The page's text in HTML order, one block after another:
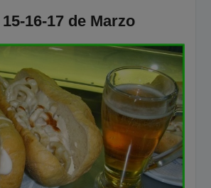
16-17 de Marzo